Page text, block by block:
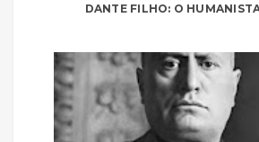
DANTE FILHO: O